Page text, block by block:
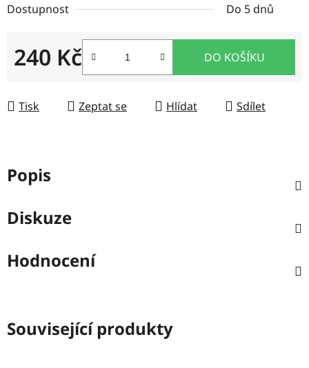
Dostupnost Do 5 dnů
240 Kč DO KOŠÍKU
Tisk Zeptat se Hlídat Sdílet
Popis
Diskuze
Hodnocení
Související produkty